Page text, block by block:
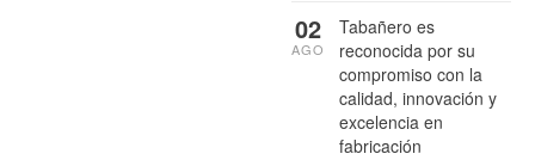
Tabañero es
reconocida por su
compromiso con la
calidad, innovación y
excelencia en
fabricación
02
AGO